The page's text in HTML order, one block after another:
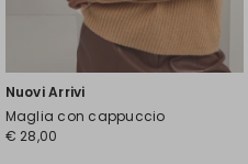
Nuovi Arrivi
Maglia con cappuccio
€ 28,00